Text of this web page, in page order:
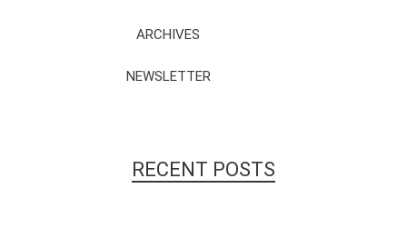
ARCHIVES
NEWSLETTER
RECENT POSTS